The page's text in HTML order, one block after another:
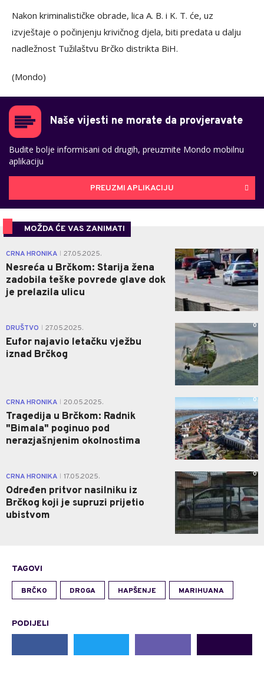
Nakon kriminalističke obrade, lica A. B. i K. T. će, uz
izvještaje o počinjenju krivičnog djela, biti predata u dalju
nadležnost Tužilaštvu Brčko distrikta BiH.
(Mondo)
Naše vijesti ne morate da provjeravate
Budite bolje informisani od drugih, preuzmite Mondo mobilnu
aplikaciju
PREUZMI APLIKACIJU
MOŽDA ĆE VAS ZANIMATI
CRNA HRONIKA 27.05.2025.
Nesreća u Brčkom: Starija žena
zadobila teške povrede glave dok
je prelazila ulicu
0
DRUŠTVO 27.05.2025.
Eufor najavio letačku vježbu
iznad Brčkog
0
CRNA HRONIKA 20.05.2025.
Tragedija u Brčkom: Radnik
"Bimala" poginuo pod
nerazjašnjenim okolnostima
0
CRNA HRONIKA 17.05.2025.
Određen pritvor nasilniku iz
Brčkog koji je supruzi prijetio
ubistvom
0
TAGOVI
BRČKO DROGA HAPŠENJE MARIHUANA
PODIJELI